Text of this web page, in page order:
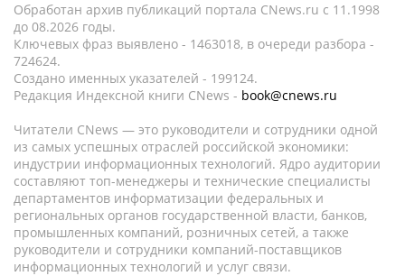
Обработан архив публикаций портала CNews.ru c 11.1998
до 08.2026 годы.
Ключевых фраз выявлено - 1463018, в очереди разбора -
724624.
Создано именных указателей - 199124.
Редакция Индексной книги CNews - book@cnews.ru
Читатели CNews — это руководители и сотрудники одной
из самых успешных отраслей российской экономики:
индустрии информационных технологий. Ядро аудитории
составляют топ-менеджеры и технические специалисты
департаментов информатизации федеральных и
региональных органов государственной власти, банков,
промышленных компаний, розничных сетей, а также
руководители и сотрудники компаний-поставщиков
информационных технологий и услуг связи.